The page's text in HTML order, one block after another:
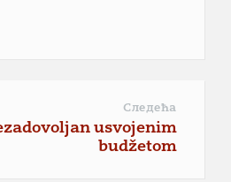
Следећа
usvojenim
budžetom